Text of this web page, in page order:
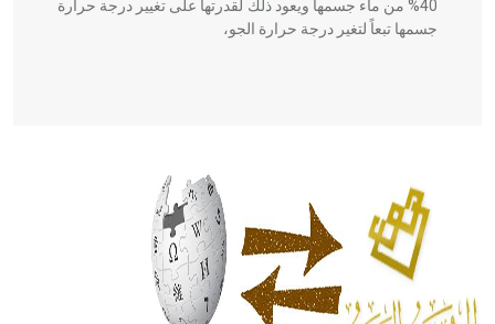
40% من ماء جسمها ويعود ذلك لقدرتها على تغيير درجة حرارة
جسمها تبعاً لتغير درجة حرارة الجو،
الحكم، الأدلة، تنظيم التغذية، ورسالته في جروح الرأس. ويعود
له الفضل بأنه حرر الطب من الدين والفلسفة.
- هل تعلم أن المرجان إفراز حيواني يتكون في البحر ويتركب